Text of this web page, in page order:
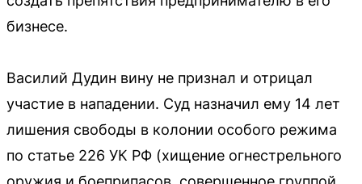
бизнесе.
Василий Дудин вину не признал и отрицал
участие в нападении. Суд назначил ему 14 лет
лишения свободы в колонии особого режима
по статье 226 УК РФ (хищение огнестрельного